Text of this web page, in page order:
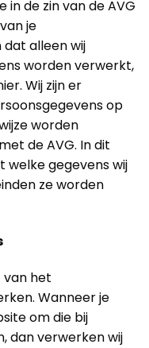
in de zin van de AVG
je
dat alleen wij
worden verwerkt,
Wij zijn er
op
worden
de AVG. In dit
welke gegevens wij
ze worden
van het
Wanneer je
om die bij
dan verwerken wij